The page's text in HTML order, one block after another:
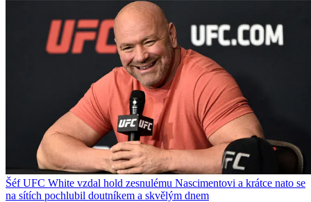
Šéf UFC White vzdal hold zesnulému Nascimentovi a krátce nato se
na sítích pochlubil doutníkem a skvělým dnem